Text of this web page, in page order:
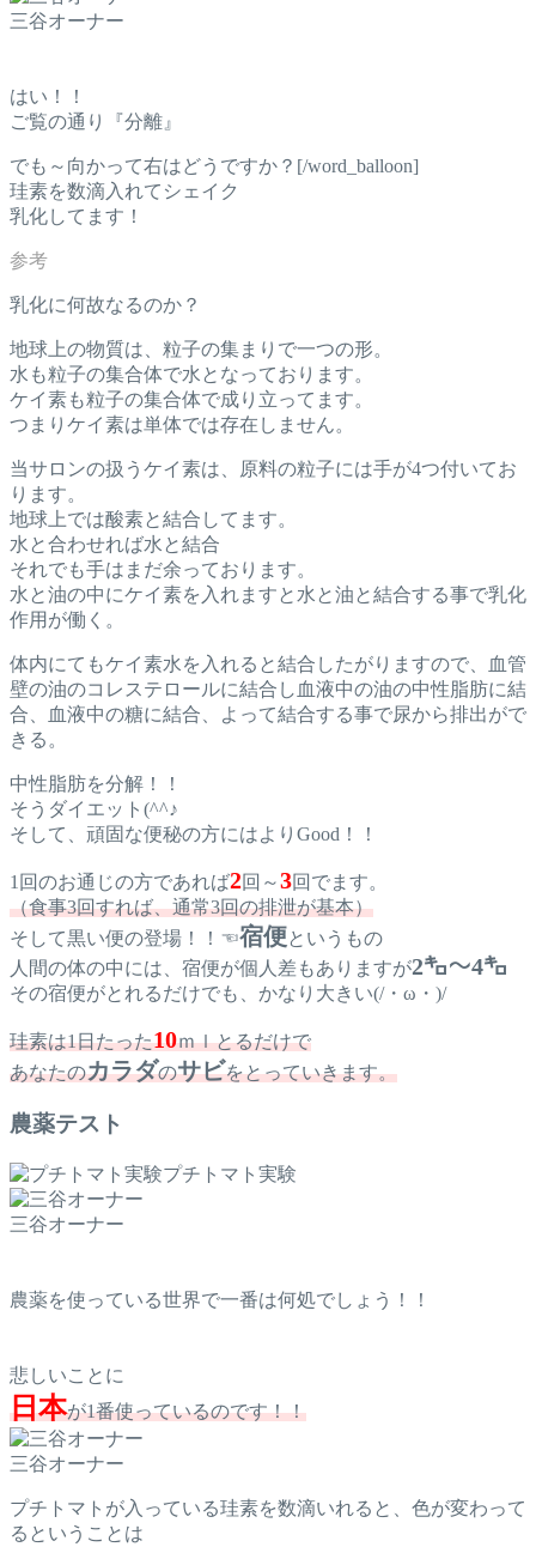
三谷オーナー
はい！！
ご覧の通り『分離』
でも～向かって右はどうですか？[/word_balloon]
珪素を数滴入れてシェイク
乳化してます！
乳化に何故なるのか？
地球上の物質は、粒子の集まりで一つの形。
水も粒子の集合体で水となっております。
ケイ素も粒子の集合体で成り立ってます。
つまりケイ素は単体では存在しません。
当サロンの扱うケイ素は、原料の粒子には手が4つ付いてお
ります。
地球上では酸素と結合してます。
水と合わせれば水と結合
それでも手はまだ余っております。
水と油の中にケイ素を入れますと水と油と結合する事で乳化
作用が働く。
体内にてもケイ素水を入れると結合したがりますので、血管
壁の油のコレステロールに結合し血液中の油の中性脂肪に結
合、血液中の糖に結合、よって結合する事で尿から排出がで
きる。
中性脂肪を分解！！
そうダイエット(^^♪
そして、頑固な便秘の方にはよりGood！！
1回のお通じの方であれば2回～3回でます。
（食事3回すれば、通常3回の排泄が基本）
そして黒い便の登場！！☜宿便というもの
人間の体の中には、宿便が個人差もありますが2㌔～4㌔
その宿便がとれるだけでも、かなり大きい(/・ω・)/
珪素は1日たった10ｍｌとるだけで
あなたのカラダのサビをとっていきます。
農薬テスト
プチトマト実験
三谷オーナー
農薬を使っている世界で一番は何処でしょう！！
悲しいことに
日本が1番使っているのです！！
三谷オーナー
プチトマトが入っている珪素を数滴いれると、色が変わって
るということは